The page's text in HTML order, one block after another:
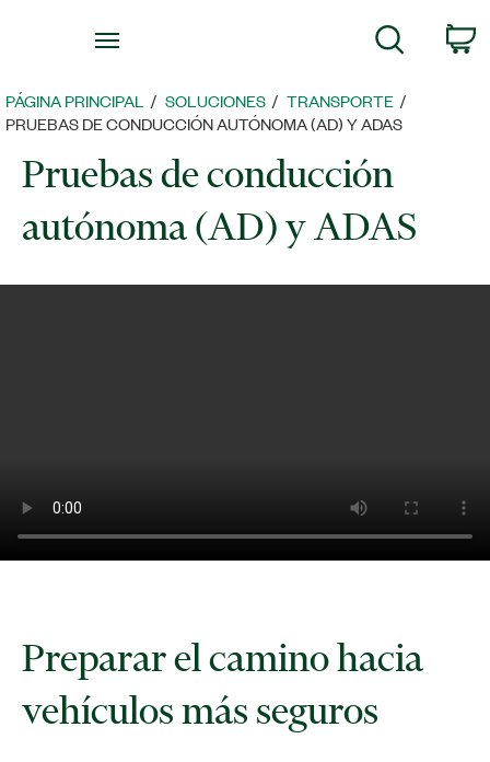
página
principal
Búsqueda
PÁGINA PRINCIPAL SOLUCIONES
TRANSPORTE
PRUEBAS DE CONDUCCIÓN AUTÓNOMA (AD) Y ADAS
Pruebas de conducción
autónoma (AD) y ADAS
​Preparar el camino hacia
vehículos más seguros